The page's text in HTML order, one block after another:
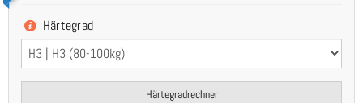
Härtegrad
Härtegradrechner